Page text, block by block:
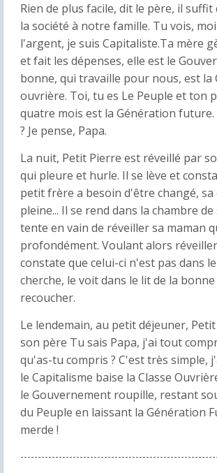
Rien de plus facile, dit le père, il
la société à notre famille. Tu vois,
l'argent, je suis Capitaliste.Ta mère
et fait les dépenses, elle est le
bonne, qui travaille pour nous, est la
ouvrière. Toi, tu es Le Peuple et ton
quatre mois est la Génération
? Je pense, Papa.
La nuit, Petit Pierre est réveillé par
qui pleure et hurle. Il se lève et
petit frère a besoin d'être changé,
pleine... Il se rend dans la chambre
tente en vain de réveiller sa maman
profondément. Voulant alors
constate que celui-ci n'est pas dans
cherche, le voit dans le lit de la bonne
recoucher.
Le lendemain, au petit déjeuner,
son père Tu sais Papa, j'ai tout
qu'as-tu compris ? C'est très simple,
le Capitalisme baise la Classe
le Gouvernement roupille, restant
du Peuple en laissant la Génération
merde !